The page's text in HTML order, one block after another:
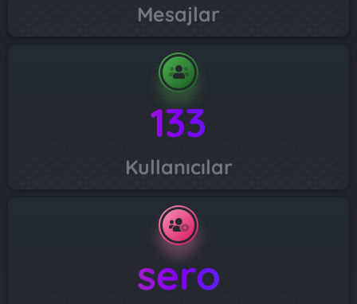
Mesajlar
133
Kullanıcılar
sero